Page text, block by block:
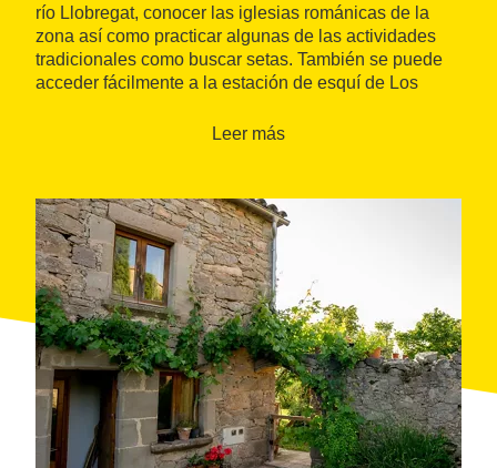
río Llobregat, conocer las iglesias románicas de la
zona así como practicar algunas de las actividades
tradicionales como buscar setas. También se puede
acceder fácilmente a la estación de esquí de Los
Leer más